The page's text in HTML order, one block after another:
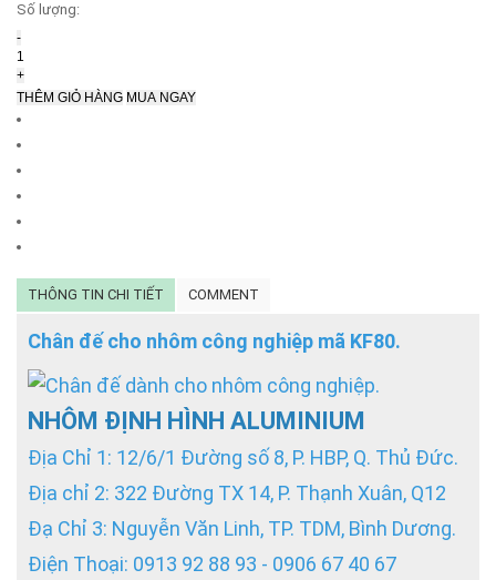
Số lượng:
-
+
THÊM GIỎ HÀNG MUA NGAY
THÔNG TIN CHI TIẾT COMMENT
Chân đế cho nhôm công nghiệp mã KF80.
NHÔM ĐỊNH HÌNH ALUMINIUM
Địa Chỉ 1: 12/6/1 Đường số 8, P. HBP, Q. Thủ Đức.
Địa chỉ 2: 322 Đường TX 14, P. Thạnh Xuân, Q12
Đạ Chỉ 3: Nguyễn Văn Linh, TP. TDM, Bình Dương.
Điện Thoại: 0913 92 88 93 - 0906 67 40 67